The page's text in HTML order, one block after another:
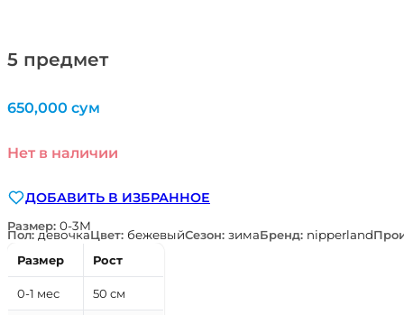
5 предмет
650,000 сум
Нет в наличии
ДОБАВИТЬ В ИЗБРАННОЕ
Размер: 0-3М
Пол:девочкаЦвет: бежевыйСезон: зимаБренд: nipperland
Размер
Рост
0-1 мес 50 см